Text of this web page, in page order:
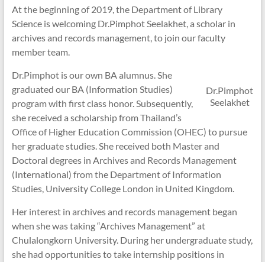
At the beginning of 2019, the Department of Library
Science is welcoming Dr.Pimphot Seelakhet, a scholar in
archives and records management, to join our faculty
member team.
Dr.Pimphot
Seelakhet
Dr.Pimphot is our own BA alumnus. She
graduated our BA (Information Studies)
program with first class honor. Subsequently,
she received a scholarship from Thailand’s
Office of Higher Education Commission (OHEC) to pursue
her graduate studies. She received both Master and
Doctoral degrees in Archives and Records Management
(International) from the Department of Information
Studies, University College London in United Kingdom.
Her interest in archives and records management began
when she was taking “Archives Management” at
Chulalongkorn University. During her undergraduate study,
she had opportunities to take internship positions in